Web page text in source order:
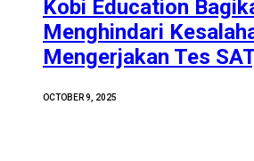
Kobi Education
Menghindari
Mengerjakan Tes
OCTOBER 9, 2025